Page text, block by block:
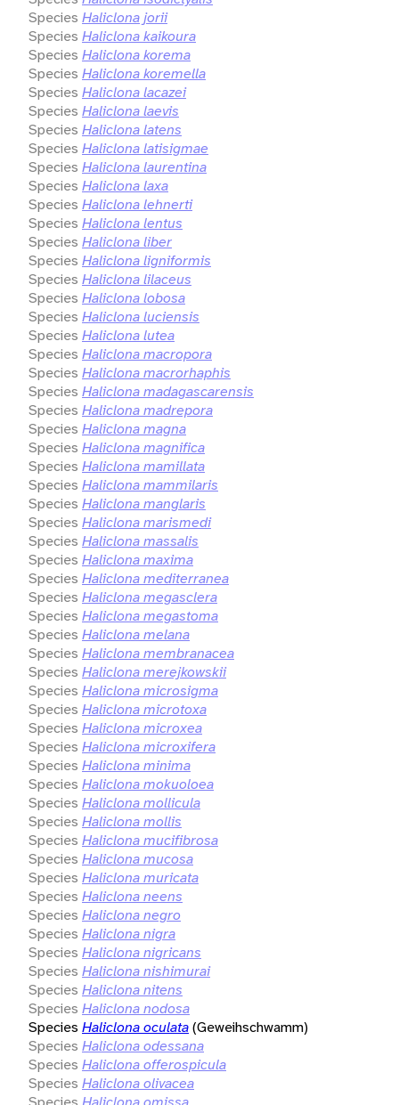
Species Haliclona jorii
Species Haliclona kaikoura
Species Haliclona korema
Species Haliclona koremella
Species Haliclona lacazei
Species Haliclona laevis
Species Haliclona latens
Species Haliclona latisigmae
Species Haliclona laurentina
Species Haliclona laxa
Species Haliclona lehnerti
Species Haliclona lentus
Species Haliclona liber
Species Haliclona ligniformis
Species Haliclona lilaceus
Species Haliclona lobosa
Species Haliclona luciensis
Species Haliclona lutea
Species Haliclona macropora
Species Haliclona macrorhaphis
Species Haliclona madagascarensis
Species Haliclona madrepora
Species Haliclona magna
Species Haliclona magnifica
Species Haliclona mamillata
Species Haliclona mammilaris
Species Haliclona manglaris
Species Haliclona marismedi
Species Haliclona massalis
Species Haliclona maxima
Species Haliclona mediterranea
Species Haliclona megasclera
Species Haliclona megastoma
Species Haliclona melana
Species Haliclona membranacea
Species Haliclona merejkowskii
Species Haliclona microsigma
Species Haliclona microtoxa
Species Haliclona microxea
Species Haliclona microxifera
Species Haliclona minima
Species Haliclona mokuoloea
Species Haliclona mollicula
Species Haliclona mollis
Species Haliclona mucifibrosa
Species Haliclona mucosa
Species Haliclona muricata
Species Haliclona neens
Species Haliclona negro
Species Haliclona nigra
Species Haliclona nigricans
Species Haliclona nishimurai
Species Haliclona nitens
Species Haliclona nodosa
Species Haliclona oculata(Geweihschwamm)
Species Haliclona odessana
Species Haliclona offerospicula
Species Haliclona olivacea